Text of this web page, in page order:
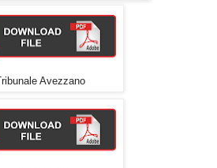
Tribunale Avezzano